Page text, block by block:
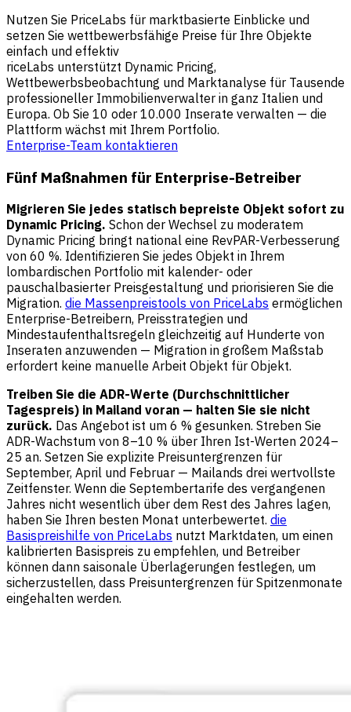
Nutzen Sie PriceLabs für marktbasierte Einblicke und
setzen Sie wettbewerbsfähige Preise für Ihre Objekte
einfach und effektiv
riceLabs unterstützt Dynamic Pricing,
Wettbewerbsbeobachtung und Marktanalyse für Tausende
professioneller Immobilienverwalter in ganz Italien und
Europa. Ob Sie 10 oder 10.000 Inserate verwalten — die
Plattform wächst mit Ihrem Portfolio.
Enterprise-Team kontaktieren
Fünf Maßnahmen für Enterprise-Betreiber
Migrieren Sie jedes statisch bepreiste Objekt sofort zu
Dynamic Pricing. Schon der Wechsel zu moderatem
Dynamic Pricing bringt national eine RevPAR-Verbesserung
von 60 %. Identifizieren Sie jedes Objekt in Ihrem
lombardischen Portfolio mit kalender- oder
pauschalbasierter Preisgestaltung und priorisieren Sie die
Migration. die Massenpreistools von PriceLabs ermöglichen
Enterprise-Betreibern, Preisstrategien und
Mindestaufenthaltsregeln gleichzeitig auf Hunderte von
Inseraten anzuwenden — Migration in großem Maßstab
erfordert keine manuelle Arbeit Objekt für Objekt.
Treiben Sie die ADR-Werte (Durchschnittlicher
Tagespreis) in Mailand voran — halten Sie sie nicht
zurück. Das Angebot ist um 6 % gesunken. Streben Sie
ADR-Wachstum von 8–10 % über Ihren Ist-Werten 2024–
25 an. Setzen Sie explizite Preisuntergrenzen für
September, April und Februar — Mailands drei wertvollste
Zeitfenster. Wenn die Septembertarife des vergangenen
Jahres nicht wesentlich über dem Rest des Jahres lagen,
haben Sie Ihren besten Monat unterbewertet. die
Basispreishilfe von PriceLabs nutzt Marktdaten, um einen
kalibrierten Basispreis zu empfehlen, und Betreiber
können dann saisonale Überlagerungen festlegen, um
sicherzustellen, dass Preisuntergrenzen für Spitzenmonate
eingehalten werden.